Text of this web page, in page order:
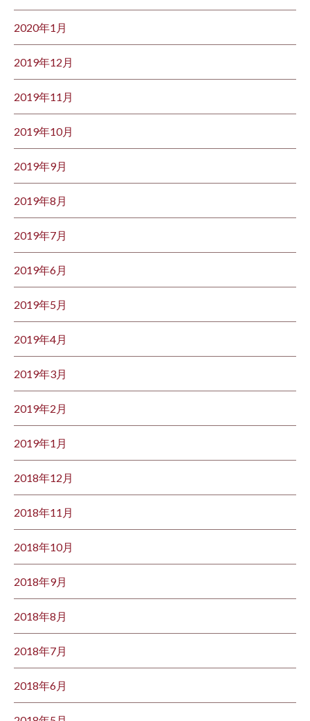
2020年1月
2019年12月
2019年11月
2019年10月
2019年9月
2019年8月
2019年7月
2019年6月
2019年5月
2019年4月
2019年3月
2019年2月
2019年1月
2018年12月
2018年11月
2018年10月
2018年9月
2018年8月
2018年7月
2018年6月